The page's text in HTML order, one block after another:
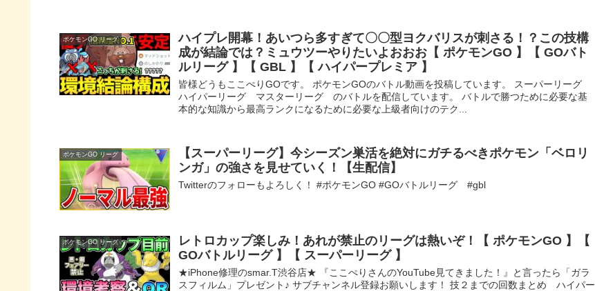
ポケモンGO リーグ
ハイプレ開幕！あいつら多すぎて〇〇型ヨクバリスが刺さる！？この技構
成が結論では？ミュウツーやりたいよおおお【 ポケモンGO 】【 GOバト
ルリーグ 】【 GBL 】【 ハイパープレミア 】
皆様どうもここぺりGOです。 ポケモンGOのバトル動画を投稿しています。 スーパーリーグ
ハイパーリーグ マスターリーグ のバトルを配信しています。 バトルで勝つために必要な基
本的な知識から最高ランクになるために必要な上級者向けのテク...
ポケモンGO リーグ
【スーパーリーグ】今シーズン巣活を絶対にガチるべきポケモン「ベロリ
ンガ」の強さを見せていく！【生配信】
Twitterのフォローもよろしく！ #ポケモンGO #GOバトルリーグ #gbl
ポケモンGO リーグ
レトロカップ楽しみ！あれが禁止のリーグは熱いぞ！【 ポケモンGO 】【
GOバトルリーグ 】【 スーパーリーグ 】
★iPhone修理のsmar.T渋谷店★ 『ここぺりさんのYouTube見てきました！』と言ったら「ガラ
スフィルム」プレゼント♪ サブチャンネル登録お願いします！ 技２までの回数まとめ ハイパー